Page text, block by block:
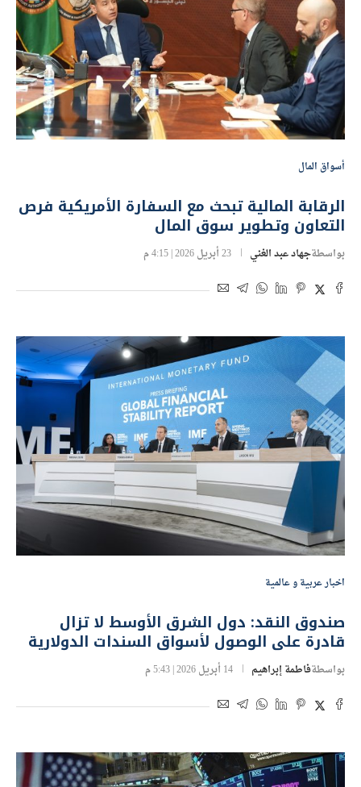
أسواق المال
الرقابة المالية تبحث مع السفارة الأمريكية فرص
التعاون وتطوير سوق المال
بواسطةجهاد عبد الغني 23 أبريل 2026 | 4:15 م
اخبار عربية و عالمية
صندوق النقد: دول الشرق الأوسط لا تزال
قادرة على الوصول لأسواق السندات الدولارية
بواسطةفاطمة إبراهيم 14 أبريل 2026 | 5:43 م